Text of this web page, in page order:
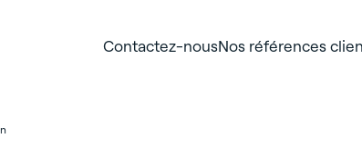
Contactez-nousNos références